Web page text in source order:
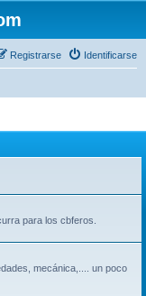
Identificarse
Registrarse
para los cbferos.
mecánica,.... un poco